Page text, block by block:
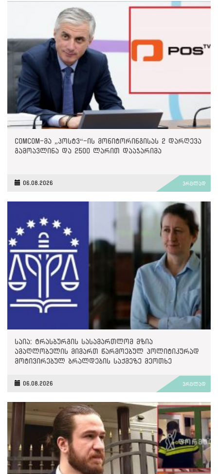
ComCom-მა „პოსტვ“-ის მონიტორინგისას 2 დარღევა
გამოავლინა და 2500 ლარით დააჯარიმა
06.08.2026 ვრცლად
საია: ტრასბურგის სასამართლომ მზია
ამაღლობელის მიმართ წარმოებულ პოლიტიკურად
მოტივირებულ ბრალდების საქმეზე მეოთხე
06.08.2026 ვრცლად